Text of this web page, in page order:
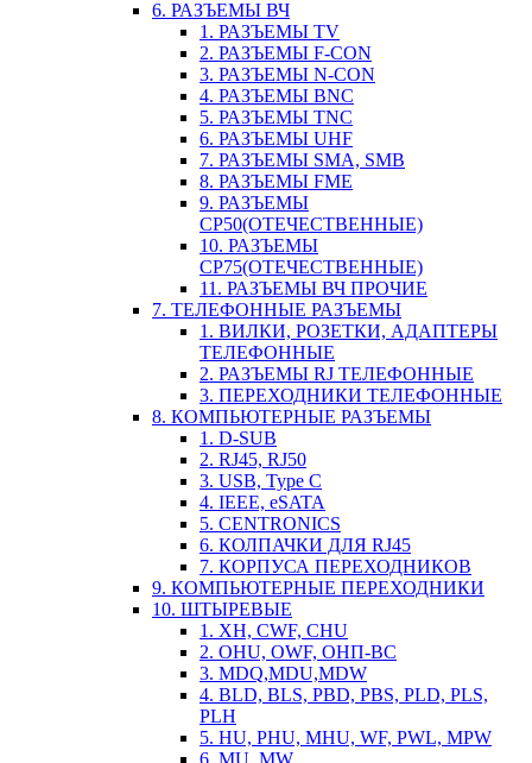
6. РАЗЪЕМЫ ВЧ
1. РАЗЪЕМЫ TV
2. РАЗЪЕМЫ F-CON
3. РАЗЪЕМЫ N-CON
4. РАЗЪЕМЫ BNC
5. РАЗЪЕМЫ TNC
6. РАЗЪЕМЫ UHF
7. РАЗЪЕМЫ SMA, SMB
8. РАЗЪЕМЫ FME
9. РАЗЪЕМЫ
СР50(ОТЕЧЕСТВЕННЫЕ)
10. РАЗЪЕМЫ
СР75(ОТЕЧЕСТВЕННЫЕ)
11. РАЗЪЕМЫ ВЧ ПРОЧИЕ
7. ТЕЛЕФОННЫЕ РАЗЪЕМЫ
1. ВИЛКИ, РОЗЕТКИ, АДАПТЕРЫ
ТЕЛЕФОННЫЕ
2. РАЗЪЕМЫ RJ ТЕЛЕФОННЫЕ
3. ПЕРЕХОДНИКИ ТЕЛЕФОННЫЕ
8. КОМПЬЮТЕРНЫЕ РАЗЪЕМЫ
1. D-SUB
2. RJ45, RJ50
3. USB, Type C
4. IEEE, eSATA
5. CENTRONICS
6. КОЛПАЧКИ ДЛЯ RJ45
7. КОРПУСА ПЕРЕХОДНИКОВ
9. КОМПЬЮТЕРНЫЕ ПЕРЕХОДНИКИ
10. ШТЫРЕВЫЕ
1. XH, CWF, CHU
2. OHU, OWF, ОНП-ВС
3. MDQ,MDU,MDW
4. BLD, BLS, PBD, PBS, PLD, PLS,
PLH
5. HU, PHU, MHU, WF, PWL, MPW
6. MU, MW